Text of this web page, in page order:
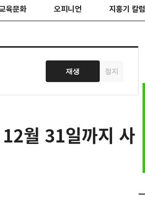
육문화 오피니언 지홍기 칼럼
재생 정지
월 31일까지 사